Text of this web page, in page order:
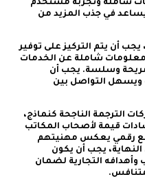
شاملة وتجربة مستخدم
في جذب المزيد من
أن يتم التركيز على توفير
شاملة عن الخدمات
وسلسة. يجب أن
ويسهل التواصل بين
الترجمة الناجحة كنماذج،
قيمة لأصحاب المكاتب
رقمي يعكس مهنيتهم
يجب أن يكون
التجارية لضمان